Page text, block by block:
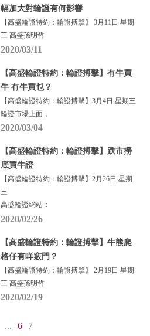
幅加大對輪證有何影響
【高盛輪證特約：輪證搏擊】 3月11日 星期
三 高盛孫明哲
2020/03/11
【高盛輪證特約：輪證搏擊】有牛買
牛 冇牛買乜？
【高盛輪證特約：輪證搏擊】3月4日 星期三
輪證市場上面，
2020/03/04
【高盛輪證特約：輪證搏擊】跌市撈
底買牛證
【高盛輪證特約：輪證搏擊】2月26日 星期
三
高盛輪證網站：
2020/02/26
【高盛輪證特約：輪證搏擊】牛熊爬
格仔有咩竅門？
【高盛輪證特約：輪證搏擊】 2月19日 星期
三 高盛孫明哲
2020/02/19
... 6 7